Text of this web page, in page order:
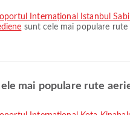
Internațional Istanbul
sunt cele mai populare
mai populare rute